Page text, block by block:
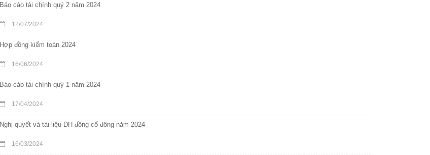
Báo cáo tài chính quý 2 năm 2024
12/07/2024
Hợp đồng kiểm toán 2024
16/06/2024
Báo cáo tài chính quý 1 năm 2024
17/04/2024
Nghị quyết và tài liệu ĐH đồng cổ đông năm 2024
16/03/2024